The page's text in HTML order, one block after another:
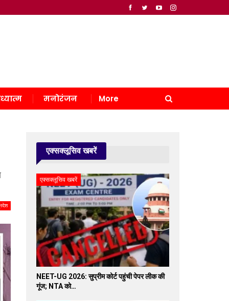
मनोरंजन More
एक्सक्लूसिव खबरें
एक्सक्लूसिव खबरें
NEET-UG 2026: सुप्रीम कोर्ट पहुंची पेपर लीक की
गूंज; NTA को…